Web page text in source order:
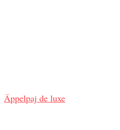
Äppelpaj de luxe